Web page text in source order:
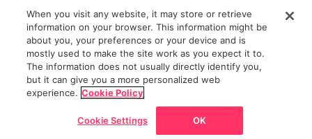
All content on this site is © its respective owner(s). Tokyo Art Beat (2004-
2026).
When you visit any website, it may store or retrieve
information on your browser. This information might be
about you, your preferences or your device and is
mostly used to make the site work as you expect it to.
The information does not usually directly identify you,
but it can give you a more personalized web
experience. Cookie Policy
Cookie Settings OK